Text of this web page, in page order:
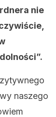
nie
naszego